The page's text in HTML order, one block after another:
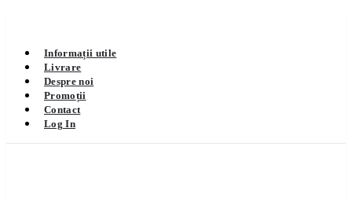
Informații utile
Livrare
Despre noi
Promoții
Contact
Log In